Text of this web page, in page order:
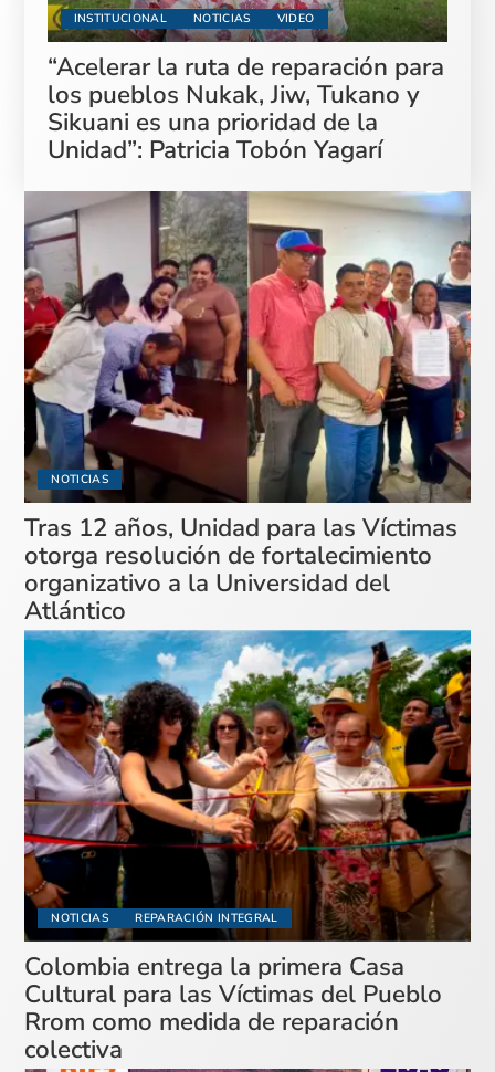
INSTITUCIONAL NOTICIAS VIDEO
“Acelerar la ruta de reparación para
los pueblos Nukak, Jiw, Tukano y
Sikuani es una prioridad de la
Unidad”: Patricia Tobón Yagarí
NOTICIAS
Tras 12 años, Unidad para las Víctimas
otorga resolución de fortalecimiento
organizativo a la Universidad del
Atlántico
NOTICIAS REPARACIÓN INTEGRAL
Colombia entrega la primera Casa
Cultural para las Víctimas del Pueblo
Rrom como medida de reparación
colectiva